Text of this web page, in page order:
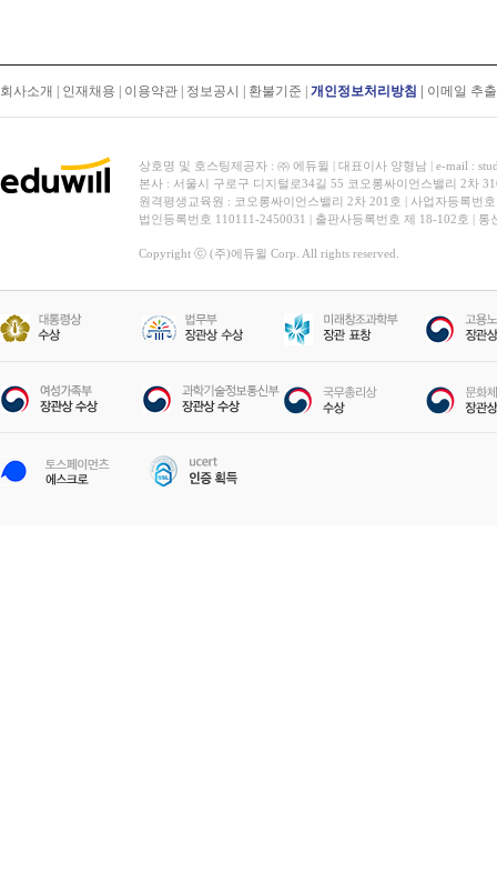
회사소개 인재채용 이용약관 정보공시 환불기준 개인정보처리방침 이메일 추
상호명 및 호스팅제공자 : ㈜ 에듀윌 | 대표이사 양형남 | e-mail :
본사 : 서울시 구로구 디지털로34길 55 코오롱싸이언스밸리 2차
원격평생교육원 : 코오롱싸이언스밸리 2차 201호 | 사업자등록번
법인등록번호 110111-2450031 | 출판사등록번호 제 18-102호 |
Copyright ⓒ (주)에듀윌 Corp. All rights reserved.